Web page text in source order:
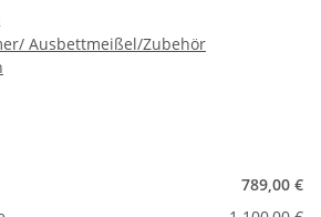
Ausbettmeißel/Zubehör
789,00 €